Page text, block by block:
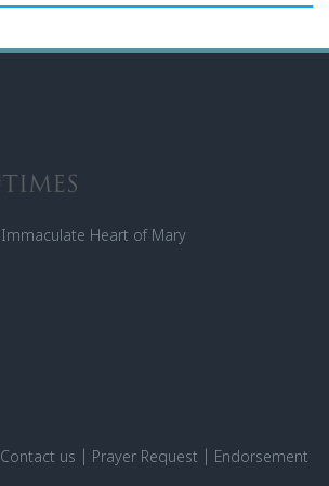
Heart of Mary
Contact us Prayer Request
Endorsement